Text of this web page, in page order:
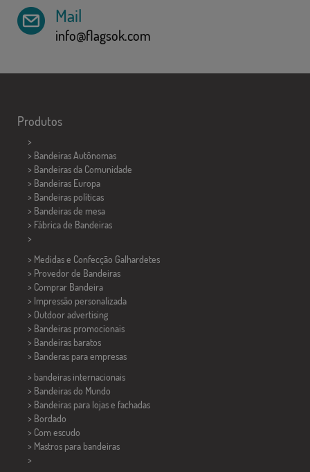
Mail
info@flagsok.com
Produtos
>
> Bandeiras Autônomas
> Bandeiras da Comunidade
> Bandeiras Europa
> Bandeiras políticas
> Bandeiras de mesa
> Fábrica de Bandeiras
>
> Medidas e Confecção Galhardetes
> Provedor de Bandeiras
> Comprar Bandeira
> Impressão personalizada
> Outdoor advertising
> Bandeiras promocionais
> Bandeiras baratos
> Banderas para empresas
> bandeiras internacionais
> Bandeiras do Mundo
> Bandeiras para lojas e fachadas
> Bordado
> Com escudo
> Mastros para bandeiras
>